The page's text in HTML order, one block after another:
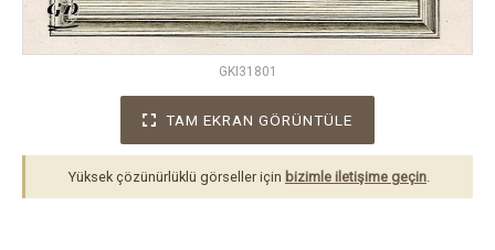
GKI31801
TAM EKRAN GÖRÜNTÜLE
Yüksek çözünürlüklü görseller için bizimle iletişime geçin.